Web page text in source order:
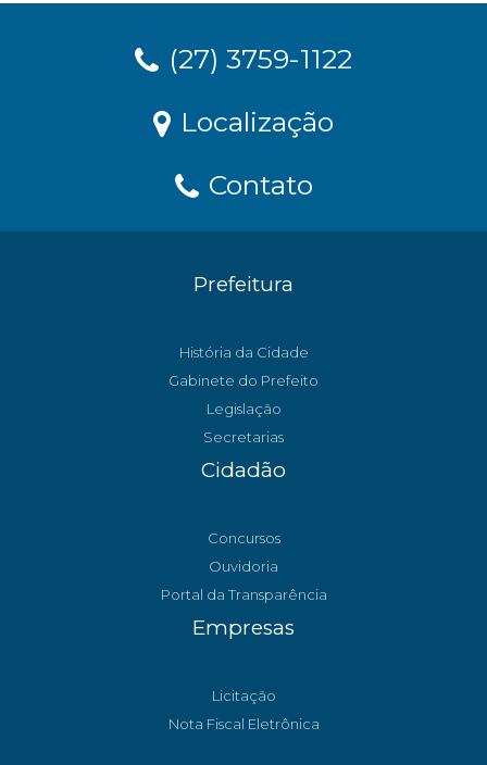
(27) 3759-1122
Localização
Contato
Prefeitura
História da Cidade
Gabinete do Prefeito
Legislação
Secretarias
Cidadão
Concursos
Ouvidoria
Portal da Transparência
Empresas
Licitação
Nota Fiscal Eletrônica